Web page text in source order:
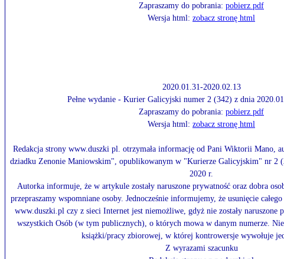
Zapraszamy do pobrania: pobierz pdf
Wersja html: zobacz stronę html
2020.01.31-2020.02.13
Pełne wydanie - Kurier Galicyjski numer 2 (342) z dnia
Zapraszamy do pobrania: pobierz pdf
Wersja html: zobacz stronę html
Redakcja strony www.duszki pl. otrzymała informację od Pani Wiktorii Mano,
dziadku Zenonie Maniowskim", opublikowanym w "Kurierze Galicyjskim" nr 2
2020 r.
Autorka informuje, że w artykule zostały naruszone prywatność oraz dobra
przepraszamy wspomniane osoby. Jednocześnie informujemy, że usunięcie
www.duszki.pl czy z sieci Internet jest niemożliwe, gdyż nie zostały naruszone
wszystkich Osób (w tym publicznych), o których mowa w danym numerze.
książki/pracy zbiorowej, w której kontrowersje wywołuje
Z wyrazami szacunku